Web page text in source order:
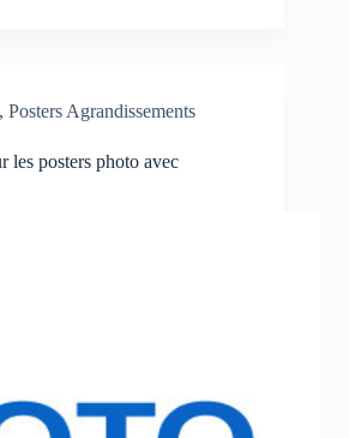
, Posters Agrandissements
les posters photo avec